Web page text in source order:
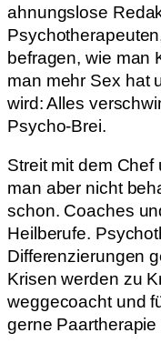
ahnungslose
befragen, wie man
man mehr Sex hat
wird: Alles
Psycho-Brei.
Streit mit dem
man aber nicht
schon. Coaches
Heilberufe.
Differenzierungen
Krisen werden zu
weggecoacht und
gerne Paartherapie